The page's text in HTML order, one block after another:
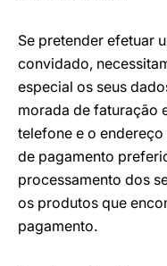
Se pretender efetuar
convidado,
especial os seus
morada de faturação
telefone e o
de pagamento
processamento dos
os produtos que
pagamento.